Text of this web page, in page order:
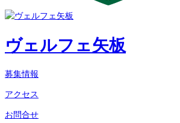
ヴェルフェ矢板
募集情報
アクセス
お問合せ